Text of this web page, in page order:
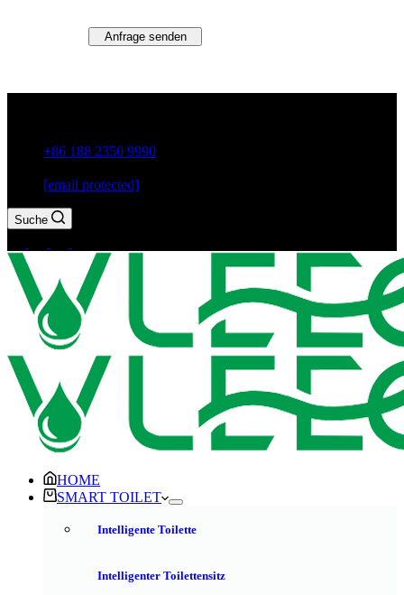
Anfrage senden
+86 188 2350 9990
[email protected]
Suche
HOME
SMART TOILET
Intelligente Toilette
Intelligenter Toilettensitz